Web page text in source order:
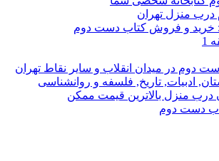
منزل تهران
: خرید و فروش کتاب دست دوم
1
دوم در میدان انقلاب و سایر نقاط تهران
ادبیات, تاریخ, فلسفه و روانشناسی
درب منزل بالاترین قیمت ممکن
دست دوم